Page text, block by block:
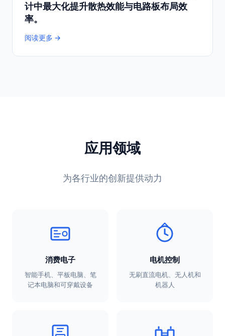
计中最大化提升散热效能与电路板布局效
率。
阅读更多 →
应用领域
为各行业的创新提供动力
消费电子
智能手机、平板电脑、笔
记本电脑和可穿戴设备
电机控制
无刷直流电机、无人机和
机器人